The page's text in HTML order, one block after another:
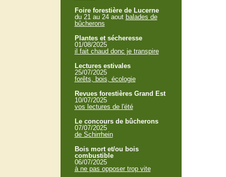
Foire forestière de Lucerne
du 21 au 24 aout balades de
bûcherons
Plantes et sécheresse
01/08/2025
il fait chaud donc je transpire
Lectures estivales
25/07/2025
forêts, bois, écologie
Revues forestières Grand Est
10/07/2025
vos lectures de l'été
Le concours de bûcherons
07/07/2025
de Schirrhein
Bois mort et/ou bois
combustible
06/07/2025
à ne pas opposer trop vite